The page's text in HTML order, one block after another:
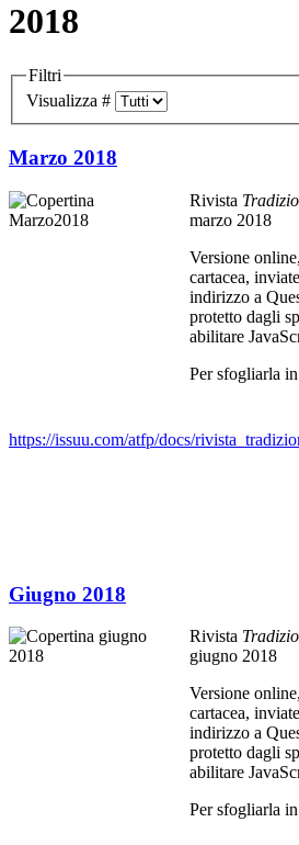
2018
Filtri
Visualizza #
Marzo 2018
Rivista
marzo 2018
Versione
cartacea,
indirizzo a
protetto dagli
abilitare
Per sfogliarla
https://issuu.com/atfp/docs/
Giugno 2018
Rivista
giugno 2018
Versione
cartacea,
indirizzo a
protetto dagli
abilitare
Per sfogliarla